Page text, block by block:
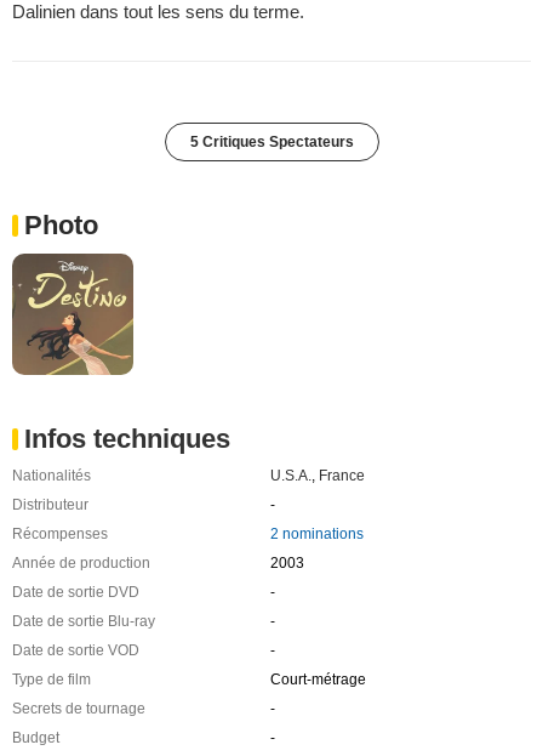
Dalinien dans tout les sens du terme.
5 Critiques Spectateurs
Photo
Infos techniques
Nationalités U.S.A.
France
Distributeur
-
Récompenses
2 nominations
Année de production
2003
Date de sortie DVD
-
Date de sortie Blu-ray
-
Date de sortie VOD
-
Type de film
Court-métrage
Secrets de tournage
-
Budget
-